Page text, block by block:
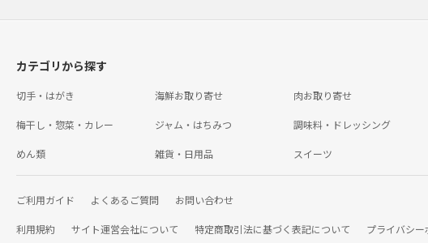
カテゴリから探す
切手・はがき 海鮮お取り寄せ 肉お取り寄せ
梅干し・惣菜・カレー ジャム・はちみつ 調味料・ドレッシング
めん類 雑貨・日用品 スイーツ
ご利用ガイド よくあるご質問 お問い合わせ
利用規約 サイト運営会社について 特定商取引法に基づく表記について プライバシー